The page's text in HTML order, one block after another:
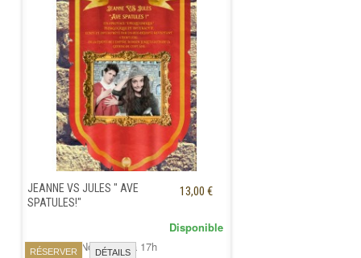
JEANNE VS JULES " AVE
SPATULES!"
13,00 €
RÉSERVER DÉTAILS
Disponible
Samedi 28 Novembre à 17h